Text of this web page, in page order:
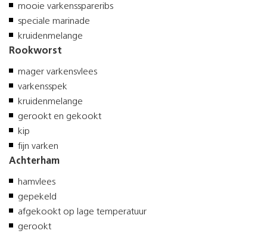
mooie varkensspareribs
speciale marinade
kruidenmelange
Rookworst
mager varkensvlees
varkensspek
kruidenmelange
gerookt en gekookt
kip
fijn varken
Achterham
hamvlees
gepekeld
afgekookt op lage temperatuur
gerookt